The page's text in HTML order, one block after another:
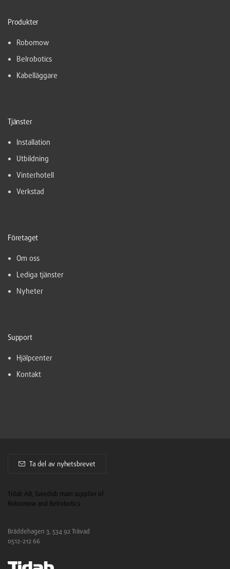
Produkter
Robomow
Belrobotics
Kabelläggare
Tjänster
Installation
Utbildning
Vinterhotell
Verkstad
Företaget
Om oss
Lediga tjänster
Nyheter
Support
Hjälpcenter
Kontakt
Ta del av nyhetsbrevet
Tidab AB, Swedish main supplier of
Robomow and Belrobotics
Bräddehagen 3, 534 92 Tråvad
0512-212 66